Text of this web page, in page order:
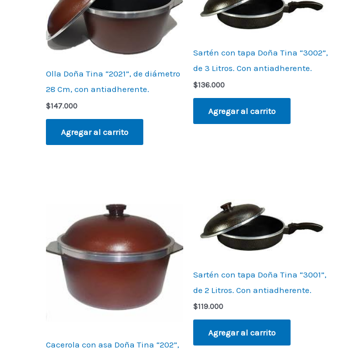
Olla Doña Tina “2021”, de diámetro
28 Cm, con antiadherente.
$147.000
Agregar al carrito
Sartén con tapa Doña Tina “3002”,
de 3 Litros. Con antiadherente.
$136.000
Agregar al carrito
Cacerola con asa Doña Tina “202”,
Sartén con tapa Doña Tina “3001”,
de 2 Litros. Con antiadherente.
$119.000
Agregar al carrito